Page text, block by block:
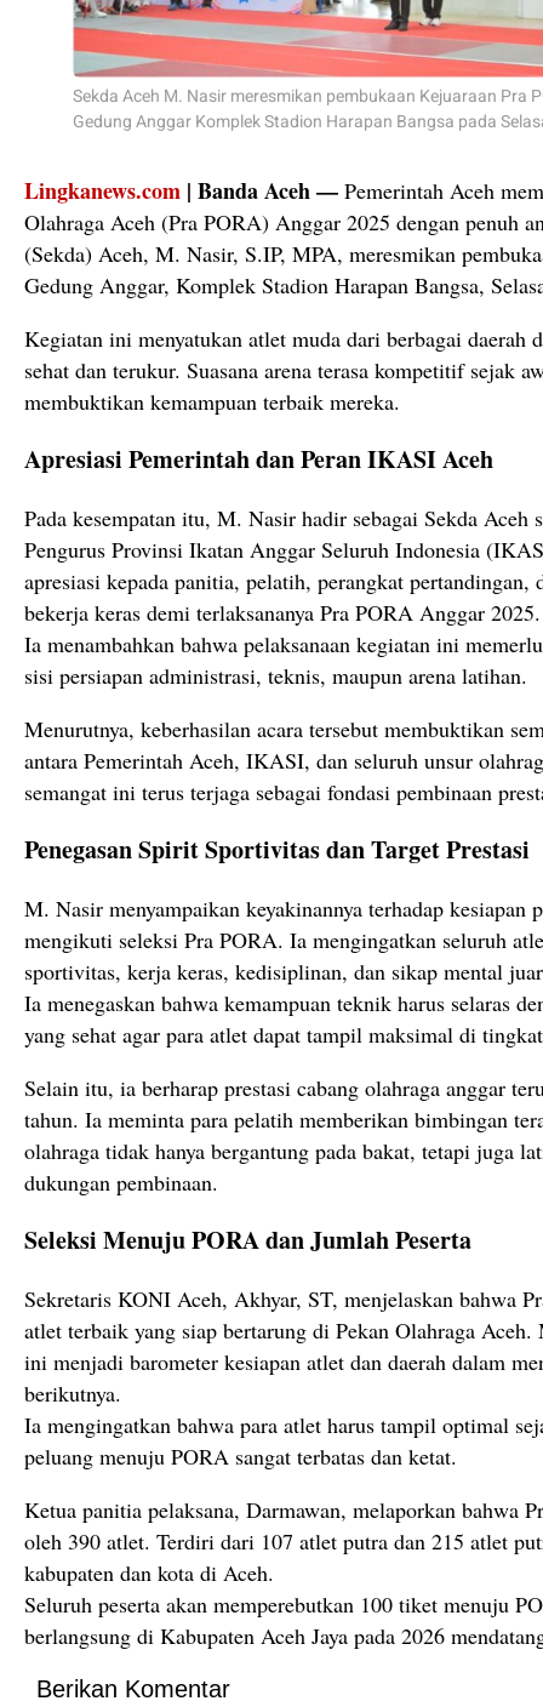
Sekda Aceh M. Nasir meresmikan pembukaan Kejuaraan Pra
Gedung Anggar Komplek Stadion Harapan Bangsa pada
Lingkanews.com | Banda Aceh — Pemerintah Aceh
Olahraga Aceh (Pra PORA) Anggar 2025 dengan penuh
(Sekda) Aceh, M. Nasir, S.IP, MPA, meresmikan
Gedung Anggar, Komplek Stadion Harapan Bangsa,
Kegiatan ini menyatukan atlet muda dari berbagai daerah
sehat dan terukur. Suasana arena terasa kompetitif sejak
membuktikan kemampuan terbaik mereka.
Apresiasi Pemerintah dan Peran IKASI Aceh
Pada kesempatan itu, M. Nasir hadir sebagai Sekda Aceh
Pengurus Provinsi Ikatan Anggar Seluruh Indonesia
apresiasi kepada panitia, pelatih, perangkat pertandingan,
bekerja keras demi terlaksananya Pra PORA Anggar 2025.
Ia menambahkan bahwa pelaksanaan kegiatan ini
sisi persiapan administrasi, teknis, maupun arena latihan.
Menurutnya, keberhasilan acara tersebut membuktikan
antara Pemerintah Aceh, IKASI, dan seluruh unsur
semangat ini terus terjaga sebagai fondasi pembinaan
Penegasan Spirit Sportivitas dan Target Prestasi
M. Nasir menyampaikan keyakinannya terhadap kesiapan
mengikuti seleksi Pra PORA. Ia mengingatkan seluruh
sportivitas, kerja keras, kedisiplinan, dan sikap mental
Ia menegaskan bahwa kemampuan teknik harus selaras
yang sehat agar para atlet dapat tampil maksimal di
Selain itu, ia berharap prestasi cabang olahraga anggar
tahun. Ia meminta para pelatih memberikan bimbingan
olahraga tidak hanya bergantung pada bakat, tetapi juga
dukungan pembinaan.
Seleksi Menuju PORA dan Jumlah Peserta
Sekretaris KONI Aceh, Akhyar, ST, menjelaskan bahwa
atlet terbaik yang siap bertarung di Pekan Olahraga Aceh.
ini menjadi barometer kesiapan atlet dan daerah dalam
berikutnya.
Ia mengingatkan bahwa para atlet harus tampil optimal
peluang menuju PORA sangat terbatas dan ketat.
Ketua panitia pelaksana, Darmawan, melaporkan bahwa
oleh 390 atlet. Terdiri dari 107 atlet putra dan 215 atlet
kabupaten dan kota di Aceh.
Seluruh peserta akan memperebutkan 100 tiket menuju
berlangsung di Kabupaten Aceh Jaya pada 2026
Berikan Komentar